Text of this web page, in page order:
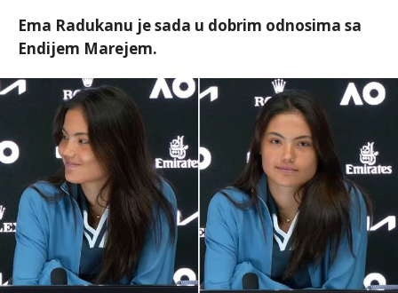
Ema Radukanu je sada u dobrim odnosima sa
Endijem Marejem.